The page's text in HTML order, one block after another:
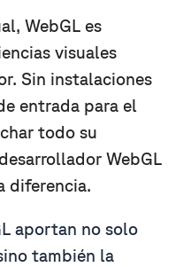
WebGL es
visuales
Sin instalaciones
entrada para el
todo su
WebGL
diferencia.
aportan no solo
también la